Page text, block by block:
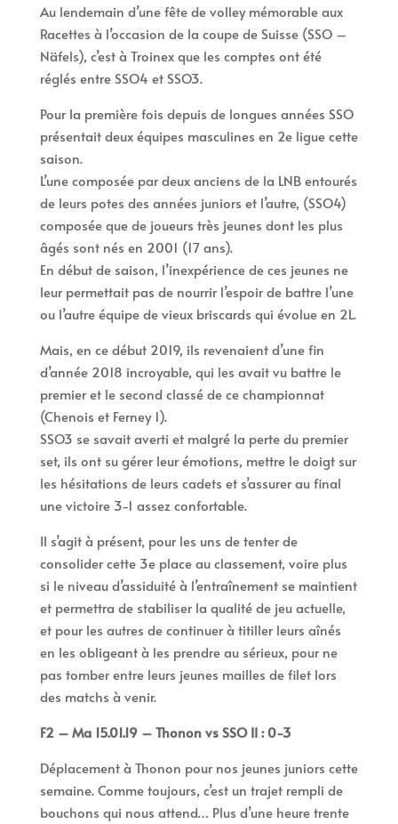
Au lendemain d’une fête de volley mémorable aux
Racettes à l’occasion de la coupe de Suisse (SSO –
Näfels), c’est à Troinex que les comptes ont été
réglés entre SSO4 et SSO3.
Pour la première fois depuis de longues années SSO
présentait deux équipes masculines en 2e ligue cette
saison.
L’une composée par deux anciens de la LNB entourés
de leurs potes des années juniors et l’autre, (SSO4)
composée que de joueurs très jeunes dont les plus
âgés sont nés en 2001 (17 ans).
En début de saison, l’inexpérience de ces jeunes ne
leur permettait pas de nourrir l’espoir de battre l’une
ou l’autre équipe de vieux briscards qui évolue en 2L.
Mais, en ce début 2019, ils revenaient d’une fin
d’année 2018 incroyable, qui les avait vu battre le
premier et le second classé de ce championnat
(Chenois et Ferney 1).
SSO3 se savait averti et malgré la perte du premier
set, ils ont su gérer leur émotions, mettre le doigt sur
les hésitations de leurs cadets et s’assurer au final
une victoire 3-1 assez confortable.
Il s’agit à présent, pour les uns de tenter de
consolider cette 3e place au classement, voire plus
si le niveau d’assiduité à l’entraînement se maintient
et permettra de stabiliser la qualité de jeu actuelle,
et pour les autres de continuer à titiller leurs aînés
en les obligeant à les prendre au sérieux, pour ne
pas tomber entre leurs jeunes mailles de filet lors
des matchs à venir.
F2 – Ma 15.01.19 – Thonon vs SSO II : 0-3
Déplacement à Thonon pour nos jeunes juniors cette
semaine. Comme toujours, c’est un trajet rempli de
bouchons qui nous attend… Plus d’une heure trente